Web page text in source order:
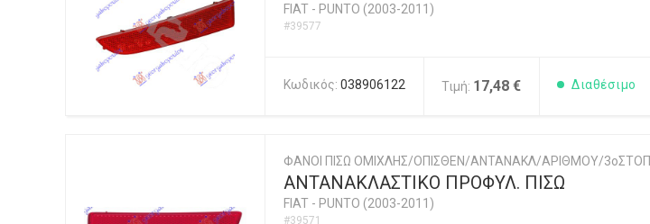
FIAT - PUNTO (2003-2011)
#39577
Κωδικός: 038906122 Τιμή: 17,48 € Διαθέσιμο
ΦΑΝΟΙ ΠΙΣΩ ΟΜΙΧΛΗΣ/ΟΠΙΣΘΕΝ/ΑΝΤΑΝΑΚΛ/ΑΡΙΘΜΟΥ/3οΣΤΟΠ
ΑΝΤΑΝΑΚΛΑΣΤΙΚΟ ΠΡΟΦΥΛ. ΠΙΣΩ
FIAT - PUNTO (2003-2011)
#39571